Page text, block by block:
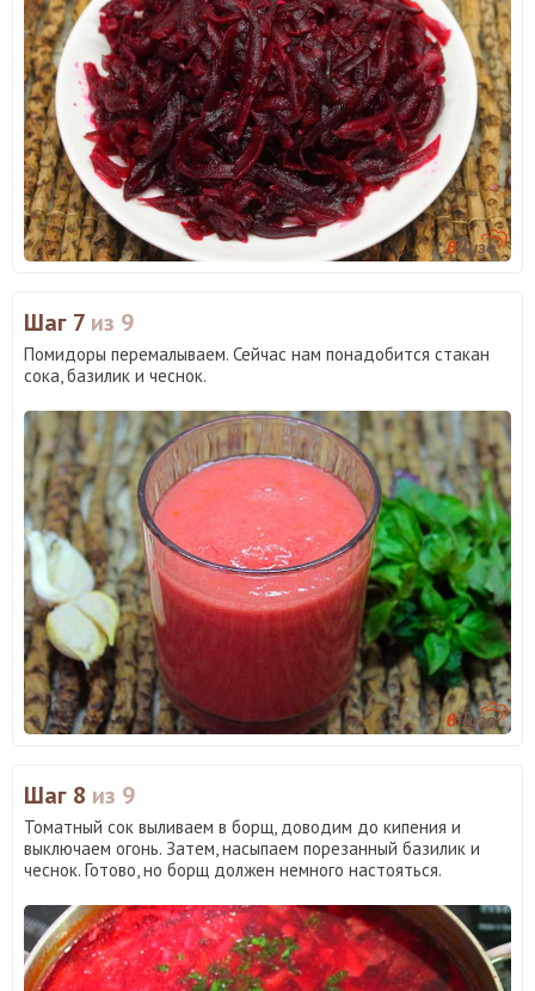
Шаг 7 из 9
Помидоры перемалываем. Сейчас нам понадобится стакан
сока, базилик и чеснок.
Шаг 8 из 9
Томатный сок выливаем в борщ, доводим до кипения и
выключаем огонь. Затем, насыпаем порезанный базилик и
чеснок. Готово, но борщ должен немного настояться.